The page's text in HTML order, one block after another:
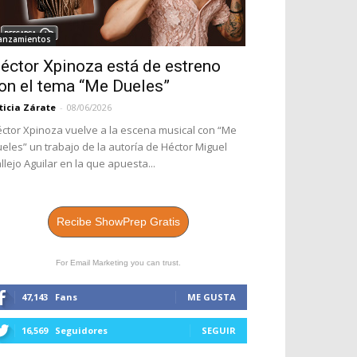
Xpinoza está de estreno
el tema “Me Dueles”
Zárate - 08/06/2026
Xpinoza vuelve a la escena musical con “Me
un trabajo de la autoría de Héctor Miguel
Aguilar en la que apuesta...
Recibe ShowPrep Gratis
For Email Marketing you can trust.
47,143 Fans ME GUSTA
16,569 Seguidores SEGUIR